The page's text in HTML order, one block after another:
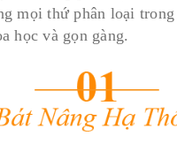
mọi thứ phân loại
học và gọn gàng.